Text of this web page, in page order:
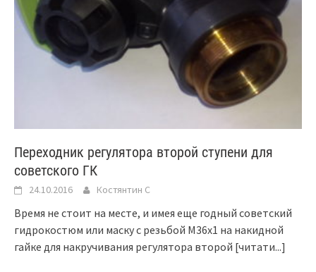
Переходник регулятора второй ступени для
советского ГК
24.10.2016 Костянтин C
Время не стоит на месте, и имея еще годный советский
гидрокостюм или маску с резьбой М36х1 на накидной
гайке для накручивания регулятора второй [читати...]